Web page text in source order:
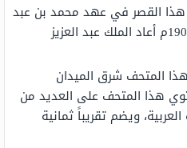
القصر في عهد محمد بن عبد
الله بن رشيد، وفي عام 1902م أعاد الملك عبد العزيز
المتحف شرق الميدان
هذا المتحف على العديد من
ويضم تقريباً ثمانية